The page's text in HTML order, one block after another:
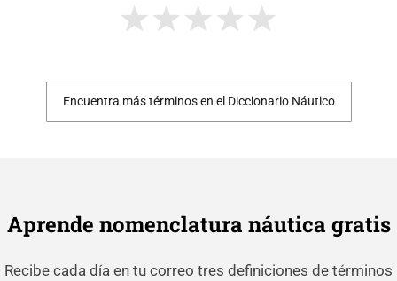
Encuentra más términos en el Diccionario Náutico
Aprende nomenclatura náutica gratis
Recibe cada día en tu correo tres definiciones de términos